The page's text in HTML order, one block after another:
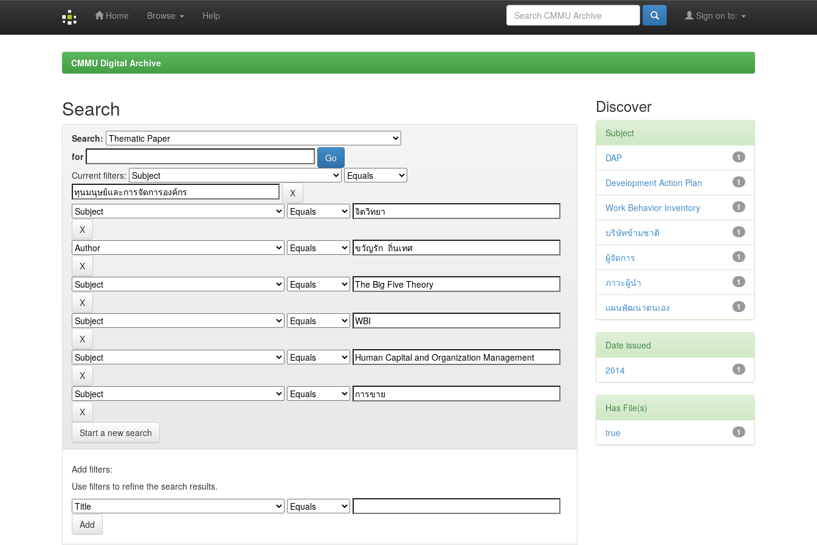
Home Browse Help Sign on to:
CMMU Digital Archive
Search
Search:
for
Current filters:
Start a new search
Add filters:
Use filters to refine the search results.
Discover
Subject
1
DAP
1
Development Action Plan
1
Work Behavior Inventory
1
บริษัทข้ามชาติ
1
ผู้จัดการ
1
ภาวะผู้นำ
1
แผนพัฒนาตนเอง
Date issued
1
2014
Has File(s)
1
true